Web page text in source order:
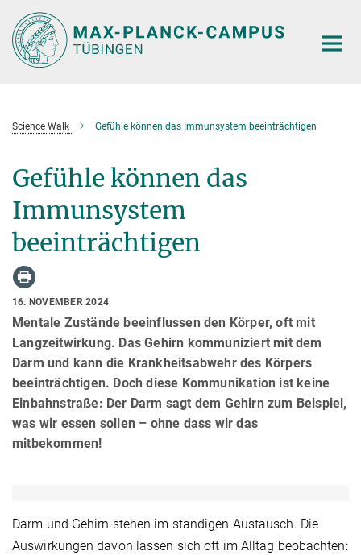
Hauptinhalt
Science Walk Gefühle können das Immunsystem beeinträchtigen
Gefühle können das
Immunsystem
beeinträchtigen
16. NOVEMBER 2024
Mentale Zustände beeinflussen den Körper, oft mit
Langzeitwirkung. Das Gehirn kommuniziert mit dem
Darm und kann die Krankheitsabwehr des Körpers
beeinträchtigen. Doch diese Kommunikation ist keine
Einbahnstraße: Der Darm sagt dem Gehirn zum Beispiel,
was wir essen sollen – ohne dass wir das
mitbekommen!
Darm und Gehirn stehen im ständigen Austausch. Die
Auswirkungen davon lassen sich oft im Alltag beobachten: